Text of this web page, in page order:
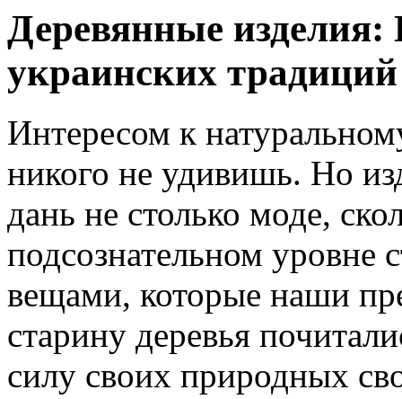
Деревянные изделия:
украинских традиций
Интересом к
никого не удивишь. Но
дань не столько моде,
подсознательном уровне
вещами, которые наши
старину деревья
силу своих природных